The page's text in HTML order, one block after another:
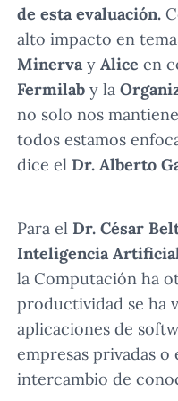
de esta evaluación.
alto impacto en
Minervay Alice en
Fermilab y la
no solo nos
todos estamos
dice el Dr. Alberto
Para el Dr. César
Inteligencia
la Computación ha
productividad se ha
aplicaciones de
empresas privadas
intercambio de